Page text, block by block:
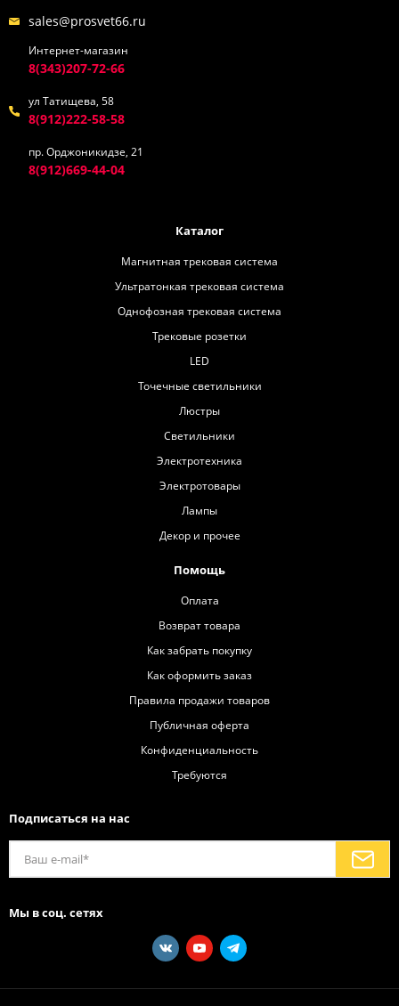
sales@prosvet66.ru
Интернет-магазин
8(343)207-72-66
ул Татищева, 58
8(912)222-58-58
пр. Орджоникидзе, 21
8(912)669-44-04
Каталог
Магнитная трековая система
Ультратонкая трековая система
Однофозная трековая система
Трековые розетки
LED
Точечные светильники
Люстры
Светильники
Электротехника
Электротовары
Лампы
Декор и прочее
Помощь
Оплата
Возврат товара
Как забрать покупку
Как оформить заказ
Правила продажи товаров
Публичная оферта
Конфиденциальность
Требуются
Подписаться на нас
Мы в соц. сетях